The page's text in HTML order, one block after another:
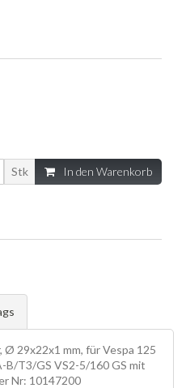
Stk In den Warenkorb
29x22x1 mm, für Vespa 125
T3/GS VS2-5/160 GS mit
Nr: 10147200